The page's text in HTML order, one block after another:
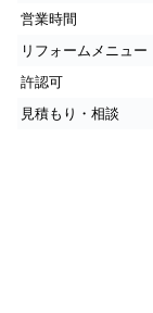
営業時間
リフォームメニュー
許認可
見積もり・相談